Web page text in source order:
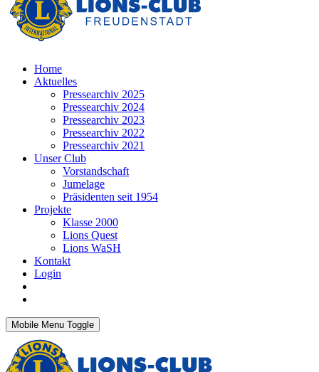
Home
Aktuelles
Pressearchiv 2025
Pressearchiv 2024
Pressearchiv 2023
Pressearchiv 2022
Pressearchiv 2021
Unser Club
Vorstandschaft
Jumelage
Präsidenten seit 1954
Projekte
Klasse 2000
Lions Quest
Lions WaSH
Kontakt
Login
Mobile Menu Toggle